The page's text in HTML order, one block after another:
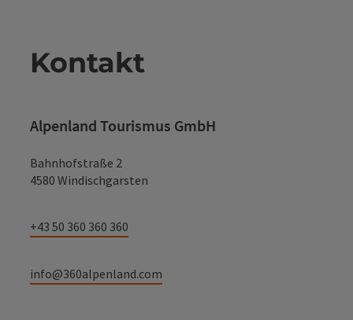
Kontakt
Alpenland Tourismus GmbH
Bahnhofstraße 2
4580 Windischgarsten
+43 50 360 360 360
info@360alpenland.com